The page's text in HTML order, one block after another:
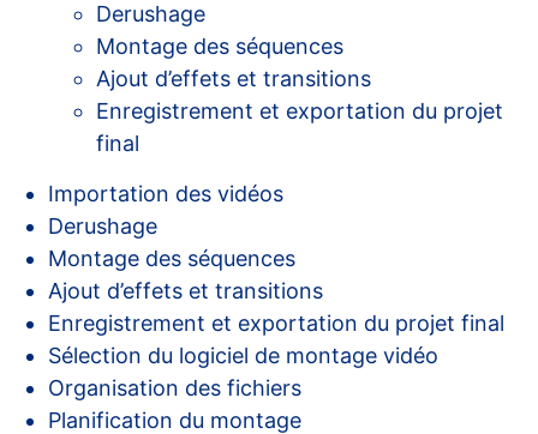
Derushage
Montage des séquences
Ajout d’effets et transitions
Enregistrement et exportation du projet
final
Importation des vidéos
Derushage
Montage des séquences
Ajout d’effets et transitions
Enregistrement et exportation du projet final
Sélection du logiciel de montage vidéo
Organisation des fichiers
Planification du montage